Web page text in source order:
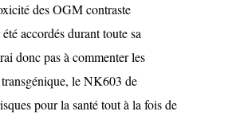
des OGM contraste
accordés durant toute sa
donc pas à commenter les
le NK603 de
pour la santé tout à la fois de